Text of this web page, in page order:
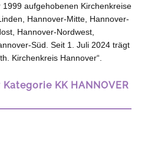
aufgehobenen Kirchenkreise
Hannover-Mitte, Hannover-
Hannover-Nordwest,
Süd. Seit 1. Juli 2024 trägt
Kirchenkreis Hannover“.
KK HANNOVER